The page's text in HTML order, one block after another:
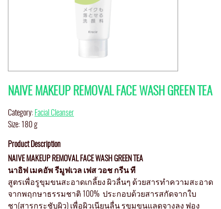
NAIVE MAKEUP REMOVAL FACE WASH GREEN TEA
Category: Facial Cleanser
Size: 180 g
Product Description
NAIVE MAKEUP REMOVAL FACE WASH GREEN TEA
นาอิฟ เมคอัพ รีมูฟเวล เฟส วอช กรีน ที
สูตรเพื่อรูขุมขนสะอาดเกลี้ยง ผิวลื่นๆ ด้วยสารทำความสะอาด
จากพฤกษาธรรมชาติ 100% ประกอบด้วยสารสกัดจากใบ
ชา(สารกระชับผิว) เพื่อผิวเนียนลื่น รูขุมขนแลดูจางลง ฟอง